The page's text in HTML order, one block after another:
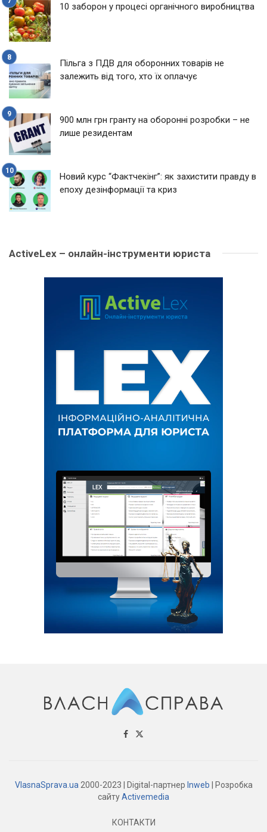
10 заборон у процесі органічного виробництва
Пільга з ПДВ для оборонних товарів не
залежить від того, хто їх оплачує
900 млн грн гранту на оборонні розробки – не
лише резидентам
Новий курс “Фактчекінг”: як захистити правду в
епоху дезінформації та криз
ActiveLex – онлайн-інструменти юриста
VlasnaSprava.ua 2000-2023 | Digital-партнер Inweb | Розробка
сайтуActivemedia
КОНТАКТИ